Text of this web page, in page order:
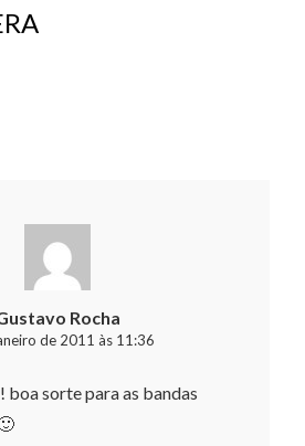
Rocha
de 2011 às 11:36
sorte para as bandas